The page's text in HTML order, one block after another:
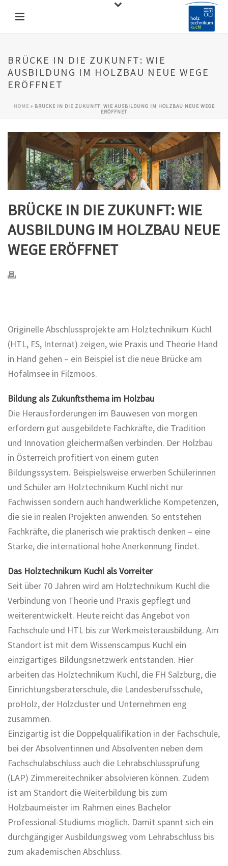
BRÜCKE IN DIE ZUKUNFT: WIE
AUSBILDUNG IM HOLZBAU NEUE WEGE
ERÖFFNET
HOME» BRÜCKE IN DIE ZUKUNFT: WIE AUSBILDUNG IM HOLZBAU NEUE WEGE
ERÖFFNET
BRÜCKE IN DIE ZUKUNFT: WIE
AUSBILDUNG IM HOLZBAU NEUE
WEGE ERÖFFNET
Originelle Abschlussprojekte am Holztechnikum Kuchl
(HTL, FS, Internat) zeigen, wie Praxis und Theorie Hand
in Hand gehen – ein Beispiel ist die neue Brücke am
Hofalmsee in Filzmoos.
Bildung als Zukunftsthema im Holzbau
Die Herausforderungen im Bauwesen von morgen
erfordern gut ausgebildete Fachkräfte, die Tradition
und Innovation gleichermaßen verbinden. Der Holzbau
in Österreich profitiert von einem guten
Bildungssystem. Beispielsweise erwerben Schülerinnen
und Schüler am Holztechnikum Kuchl nicht nur
Fachwissen sondern auch handwerkliche Kompetenzen,
die sie in realen Projekten anwenden. So entstehen
Fachkräfte, die planerisch wie praktisch denken – eine
Stärke, die international hohe Anerkennung findet.
Das Holztechnikum Kuchl als Vorreiter
Seit über 70 Jahren wird am Holztechnikum Kuchl die
Verbindung von Theorie und Praxis gepflegt und
weiterentwickelt. Heute reicht das Angebot von
Fachschule und HTL bis zur Werkmeisterausbildung. Am
Standort ist mit dem Wissenscampus Kuchl ein
einzigartiges Bildungsnetzwerk entstanden. Hier
arbeiten das Holztechnikum Kuchl, die FH Salzburg, die
Einrichtungsberaterschule, die Landesberufsschule,
proHolz, der Holzcluster und Unternehmen eng
zusammen.
Einzigartig ist die Doppelqualifikation in der Fachschule,
bei der Absolventinnen und Absolventen neben dem
Fachschulabschluss auch die Lehrabschlussprüfung
(LAP) Zimmereitechniker absolvieren können. Zudem
ist am Standort die Weiterbildung bis zum
Holzbaumeister im Rahmen eines Bachelor
Professional-Studiums möglich. Damit spannt sich ein
durchgängiger Ausbildungsweg vom Lehrabschluss bis
zum akademischen Abschluss.